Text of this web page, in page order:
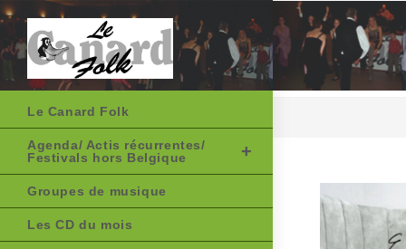
to
content
Le Canard Folk
Agenda/ Actis récurrentes/
Festivals hors Belgique
Groupes de musique
Les CD du mois